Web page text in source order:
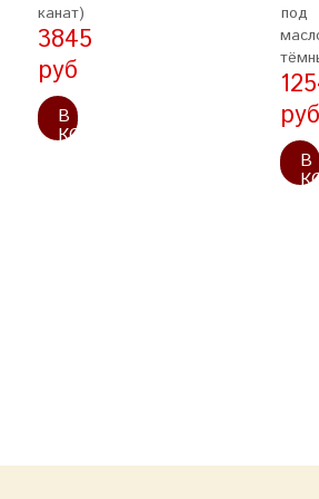
канат)
3845
руб
В
КОРЗИНУ
под
руб
В